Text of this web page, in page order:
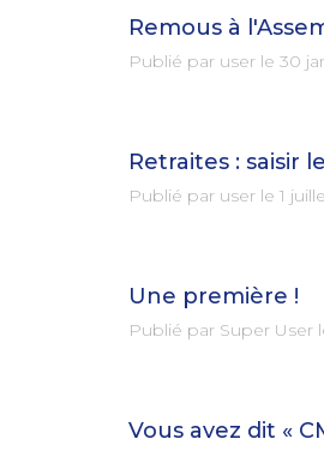
Remous à
Publié par user le 30
Retraites : saisir
Publié par user le 1
Une première !
Publié par Super User
Vous avez dit «